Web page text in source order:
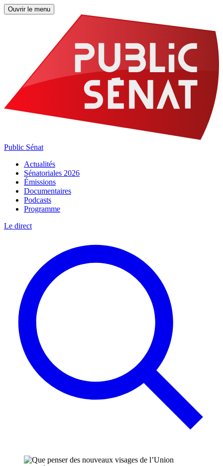
Ouvrir le menu
Public Sénat
Actualités
Sénatoriales 2026
Émissions
Documentaires
Podcasts
Programme
Le direct